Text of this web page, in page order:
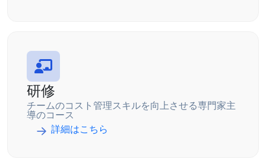
研修
チームのコスト管理スキルを向上させる専門家主
導のコース
詳細はこちら